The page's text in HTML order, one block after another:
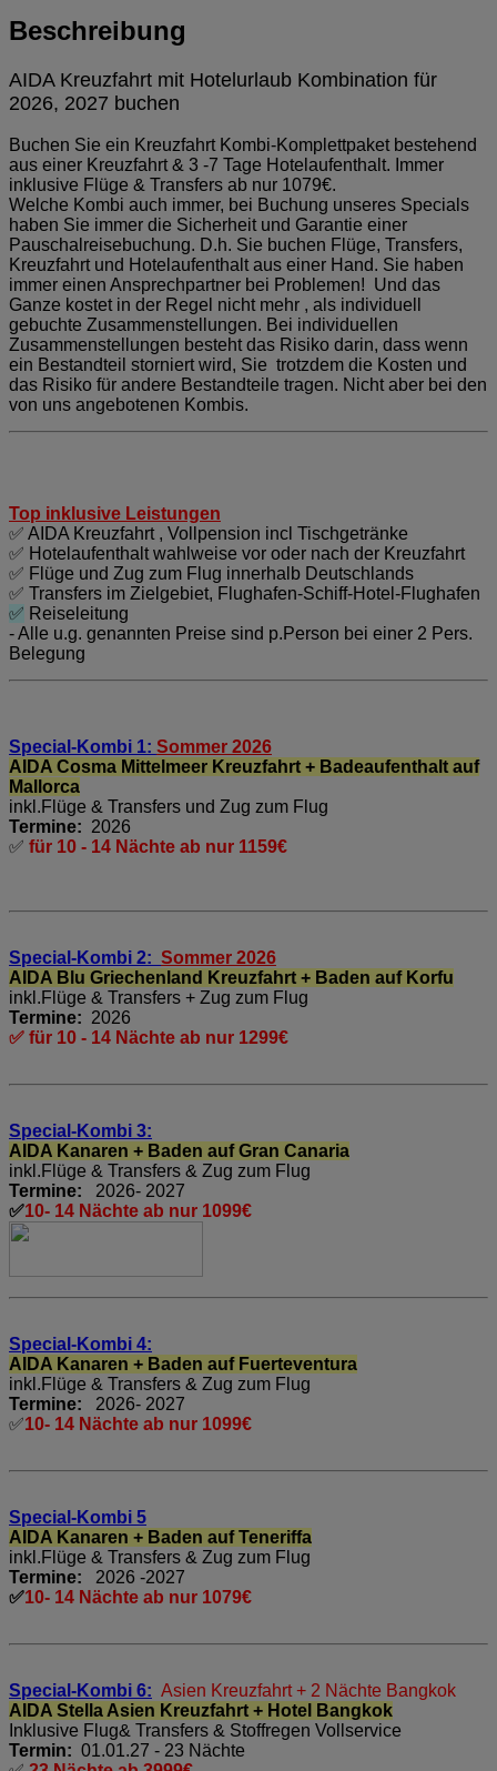
Beschreibung
AIDA Kreuzfahrt mit Hotelurlaub Kombination für
2026, 2027 buchen
Buchen Sie ein Kreuzfahrt Kombi-Komplettpaket bestehend
aus einer Kreuzfahrt & 3 -7 Tage Hotelaufenthalt. Immer
inklusive Flüge & Transfers ab nur 1079€.
Welche Kombi auch immer, bei Buchung unseres Specials
haben Sie immer die Sicherheit und Garantie einer
Pauschalreisebuchung. D.h. Sie buchen Flüge, Transfers,
Kreuzfahrt und Hotelaufenthalt aus einer Hand. Sie haben
immer einen Ansprechpartner bei Problemen! Und das
Ganze kostet in der Regel nicht mehr , als individuell
gebuchte Zusammenstellungen. Bei individuellen
Zusammenstellungen besteht das Risiko darin, dass wenn
ein Bestandteil storniert wird, Sie trotzdem die Kosten und
das Risiko für andere Bestandteile tragen. Nicht aber bei den
von uns angebotenen Kombis.
Top inklusive Leistungen
✅ AIDA Kreuzfahrt , Vollpension incl Tischgetränke
✅ Hotelaufenthalt wahlweise vor oder nach der Kreuzfahrt
✅ Flüge und Zug zum Flug innerhalb Deutschlands
✅ Transfers im Zielgebiet, Flughafen-Schiff-Hotel-Flughafen
✅ Reiseleitung
- Alle u.g. genannten Preise sind p.Person bei einer 2 Pers.
Belegung
Special-Kombi 1: Sommer 2026
AIDA Cosma Mittelmeer Kreuzfahrt + Badeaufenthalt auf
Mallorca
inkl.Flüge & Transfers und Zug zum Flug
Termine: 2026
✅ für 10 - 14 Nächte ab nur 1159€
Special-Kombi 2: Sommer 2026
AIDA Blu Griechenland Kreuzfahrt + Baden auf Korfu
inkl.Flüge & Transfers + Zug zum Flug
Termine: 2026
✅ für 10 - 14 Nächte ab nur 1299€
Special-Kombi 3:
AIDA Kanaren + Baden auf Gran Canaria
inkl.Flüge & Transfers & Zug zum Flug
Termine:
2026- 2027
✅10- 14 Nächte ab nur 1099€
Special-Kombi 4:
AIDA Kanaren + Baden auf Fuerteventura
inkl.Flüge & Transfers & Zug zum Flug
Termine: 2026- 2027
✅10- 14 Nächte ab nur 1099€
Special-Kombi 5
AIDA Kanaren + Baden auf Teneriffa
inkl.Flüge & Transfers & Zug zum Flug
Termine: 2026 -2027
✅10- 14 Nächte ab nur 1079€
Special-Kombi 6: Asien Kreuzfahrt + 2 Nächte Bangkok
AIDA Stella Asien Kreuzfahrt + Hotel Bangkok
Inklusive Flug& Transfers & Stoffregen Vollservice
Termin: 01.01.27 - 23 Nächte